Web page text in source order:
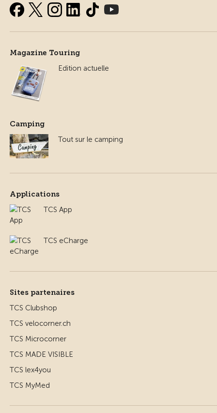
Magazine Touring
Edition actuelle
Camping
Tout sur le camping
Applications
TCS App
TCS eCharge
Sites partenaires
TCS Clubshop
TCS velocorner.ch
TCS Microcorner
TCS MADE VISIBLE
TCS lex4you
TCS MyMed